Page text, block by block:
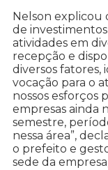
Nelson explicou
de investimentos
atividades em
recepção e
diversos fatores,
vocação para o
nossos esforços
empresas ainda
semestre,
nessa área”,
o prefeito e
sede da